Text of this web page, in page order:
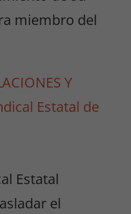
miembro del
Y
Estatal de
Estatal
el